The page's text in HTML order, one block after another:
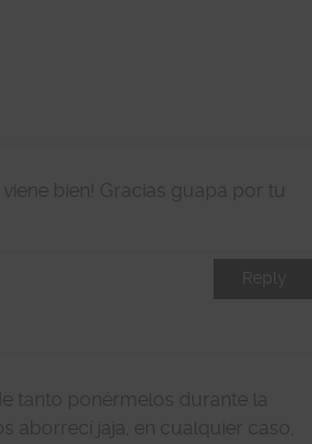
bien! Gracias guapa por tu
Reply
tanto ponérmelos durante la
aborrecí jaja, en cualquier caso,